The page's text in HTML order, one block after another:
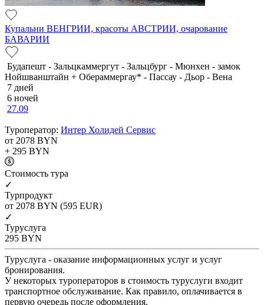
Купальни ВЕНГРИИ, красоты АВСТРИИ, очарование
БАВАРИИ
Будапешт - Зальцкаммергут - Зальцбург - Мюнхен - замок
Нойшванштайн + Обераммергау* - Пассау - Дьор - Вена
7 дней
6 ночей
27.09
Туроператор: Интер Холидей Сервис
от 2078 BYN
+ 295 BYN
Cтоимость тура
✓
Турпродукт
от 2078 BYN (595 EUR)
✓
Туруслуга
295 BYN
Туруслуга - оказание информационных услуг и услуг
бронирования.
У некоторых туроператоров в стоимость туруслуги входит
транспортное обслуживание. Как правило, оплачивается в
первую очередь после оформления.